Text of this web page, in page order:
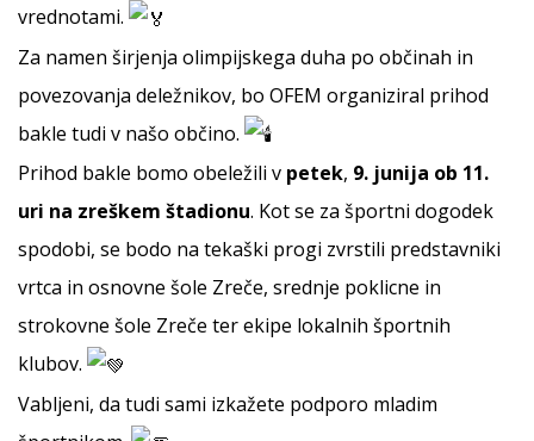
vrednotami.
Za namen širjenja olimpijskega duha po občinah in
povezovanja deležnikov, bo OFEM organiziral prihod
bakle tudi v našo občino.
Prihod bakle bomo obeležili v petek, 9. junija ob 11.
uri na zreškem štadionu. Kot se za športni dogodek
spodobi, se bodo na tekaški progi zvrstili predstavniki
vrtca in osnovne šole Zreče, srednje poklicne in
strokovne šole Zreče ter ekipe lokalnih športnih
klubov.
Vabljeni, da tudi sami izkažete podporo mladim